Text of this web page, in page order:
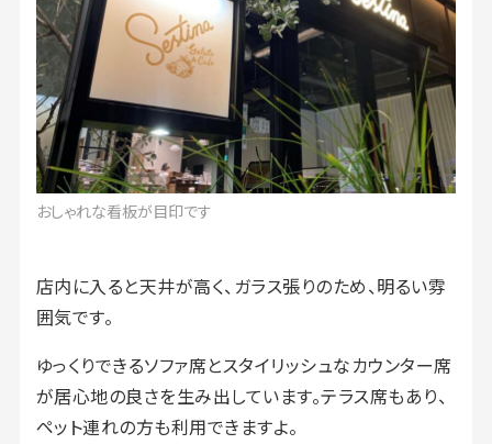
おしゃれな看板が目印です
店内に入ると天井が高く、ガラス張りのため、明るい雰
囲気です。
ゆっくりできるソファ席とスタイリッシュなカウンター席
が居心地の良さを生み出しています。テラス席もあり、
ペット連れの方も利用できますよ。